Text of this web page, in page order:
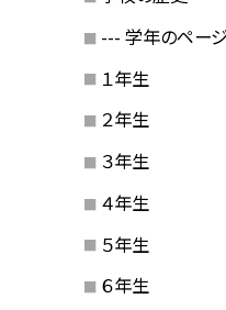
--- 学年のペー
１年生
２年生
３年生
４年生
５年生
６年生